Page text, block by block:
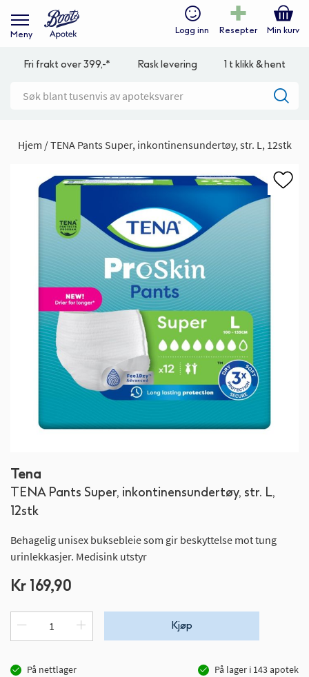
Meny Logg inn Resepter Min kurv
Fri frakt over 399,-* Rask levering 1 t klikk & hent
Hjem TENA Pants Super, inkontinensundertøy, str. L, 12stk
Tena
TENA Pants Super, inkontinensundertøy, str. L,
12stk
Behagelig unisex buksebleie som gir beskyttelse mot tung
urinlekkasjer. Medisink utstyr
Kr 169,90
Kjøp
På nettlager På lager i 143apotek
bildegalleri
til
begynnelsen
av